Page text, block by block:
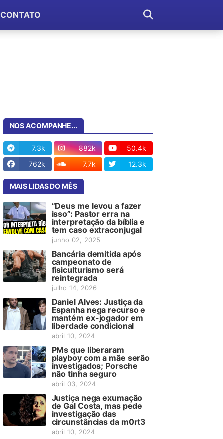
CONTATO
NOS ACOMPANHE...
7.3k 882k
50.4k
762k
7.7k 12.3k
MAIS LIDAS DO MÊS
“Deus me levou a fazer
isso”: Pastor erra na
interpretação da bíblia e
tem caso extraconjugal
junho 02, 2025
Bancária demitida após
campeonato de
fisiculturismo será
reintegrada
julho 14, 2026
Daniel Alves: Justiça da
Espanha nega recurso e
mantém ex-jogador em
liberdade condicional
abril 10, 2024
PMs que liberaram
playboy com a mãe serão
investigados; Porsche
não tinha seguro
abril 03, 2024
Justiça nega exumação
de Gal Costa, mas pede
investigação das
circunstâncias da m0rt3
abril 10, 2024